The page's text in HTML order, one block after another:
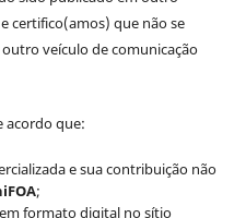
certifico(amos) que não se
veículo de comunicação
acordo que:
e sua contribuição não
;
formato digital no sítio